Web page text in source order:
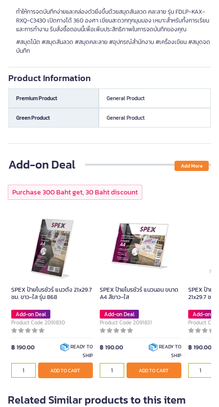
ทำให้การจดบันทึกง่ายและคล่องตัวยิ่งขึ้นด้วยสมุดสันลวด คละลาย รุ่น FDLP-KAX-
RXQ-C3430 เปิดกางได้ 360 องศา เขียนสะดวกทุกมุมมอง เหมาะสำหรับทั้งการเรียน
และการทำงาน รีบสั่งซื้อตอนนี้เพื่อเพิ่มประสิทธิภาพในการจดบันทึกของคุณ
#สมุดโน้ต #สมุดสันลวด #สมุดคละลาย #อุปกรณ์สำนักงาน #เครื่องเขียน #สมุดจด
บันทึก
Product Information
Premium Product General Product
Green Product General Product
Add-on Deal Add More
Purchase 300 Baht get, 30 Baht discount
SPEX ป้ายโบรชัวร์ แนวตั้ง 21x29.7
ซม. ขาว-ใส รุ่น 868
Add-on Deal
Product Code 2091830
฿ 190.00
READY TO
SHIP
ADD TO CART
SPEX ป้ายโบรชัวร์ แนวนอน ขนาด
A4 สีขาว-ใส
Add-on Deal
Product Code 2091831
฿ 190.00
READY TO
SHIP
ADD TO CART
SPEX ป้าย
21x29.7 ซม.
Add-on
Product
฿ 190.00
Related Similar products to this item